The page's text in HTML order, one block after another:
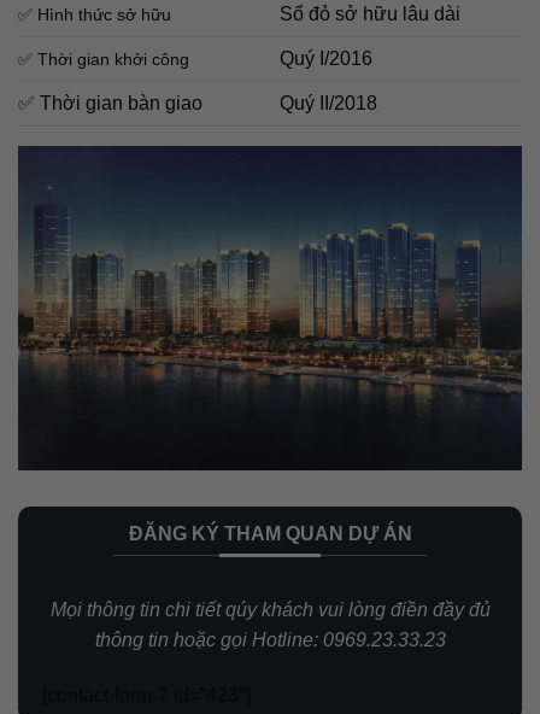
✅ Hình thức sở hữu Sổ đỏ sở hữu lâu dài
✅ Thời gian khởi công Quý I/2016
✅ Thời gian bàn giao Quý II/2018
ĐĂNG KÝ THAM QUAN DỰ ÁN
Mọi thông tin chi tiết qúy khách vui lòng điền đầy đủ
thông tin hoặc gọi Hotline: 0969.23.33.23